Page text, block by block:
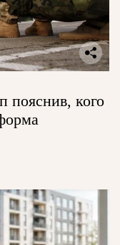
пояснив, кого